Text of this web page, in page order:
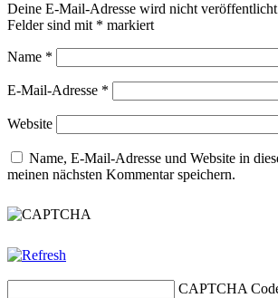
Deine E-Mail-Adresse wird nicht
Felder sind mit * markiert
Name *
E-Mail-Adresse *
Website
Name, E-Mail-Adresse und Website in
meinen nächsten Kommentar speichern.
CAPTCHA